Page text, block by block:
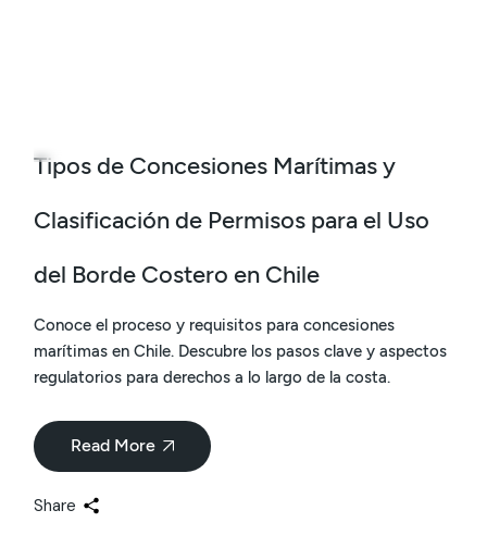
Tipos de Concesiones Marítimas y
Clasificación de Permisos para el Uso
del Borde Costero en Chile
Conoce el proceso y requisitos para concesiones
marítimas en Chile. Descubre los pasos clave y aspectos
regulatorios para derechos a lo largo de la costa.
Read More
Share